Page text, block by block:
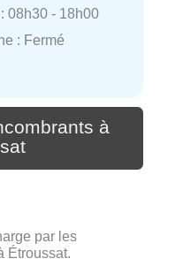
08h30 - 18h00
: Fermé
à
par les
Étroussat.